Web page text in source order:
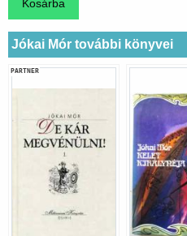
Jókai Mór további könyvei
PARTNER